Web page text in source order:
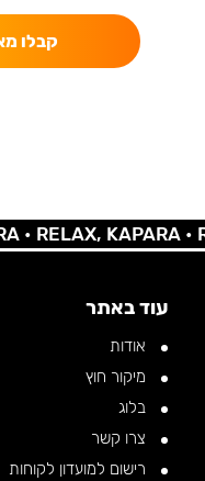
קבלו
RELAX, KAPARA •
עוד באתר
אודות
מיקור חוץ
בלוג
צרו קשר
רישום למועדון לקוחות